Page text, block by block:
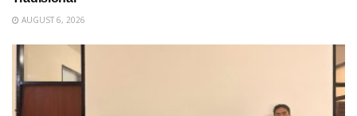
AUGUST 6, 2026